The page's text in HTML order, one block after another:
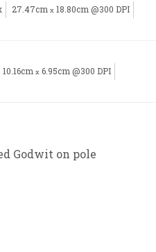
27.47cm x 18.80cm @300 DPI
10.16cm x 6.95cm @300 DPI
Godwit on pole